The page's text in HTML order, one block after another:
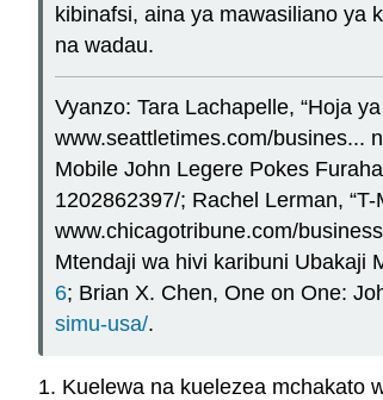
kibinafsi, aina ya mawasiliano ya
na wadau.
Vyanzo: Tara Lachapelle, “Hoja
www.seattletimes.com/busines...
Mobile John Legere Pokes
1202862397/; Rachel Lerman,
www.chicagotribune.com/
Mtendaji wa hivi karibuni Ubakaji
6; Brian X. Chen, One on One:
simu-usa/.
1. Kuelewa na kuelezea mchakato